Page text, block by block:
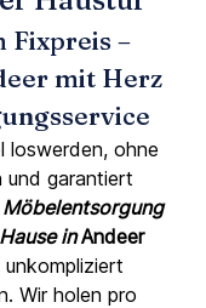
Fixpreis –
mit Herz
ohne
und garantiert
Möbelentsorgung
inAndeer
Wir holen pro